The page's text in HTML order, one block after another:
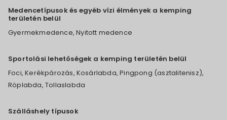
Medencetípusok és egyéb vízi élmények a kemping
területén belül
Gyermekmedence, Nyitott medence
Sportolási lehetőségek a kemping területén belül
Foci, Kerékpározás, Kosárlabda, Pingpong (asztalitenisz),
Röplabda, Tollaslabda
Szálláshely típusok